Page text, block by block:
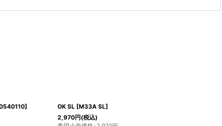
Expedition Ultra 60 SL
77,000円(税込)